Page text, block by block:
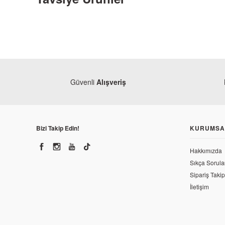
Güvenli Alışveriş
Bizi Takip Edin!
Hakkımızda
Sıkça
Sipariş Takip
İletişim